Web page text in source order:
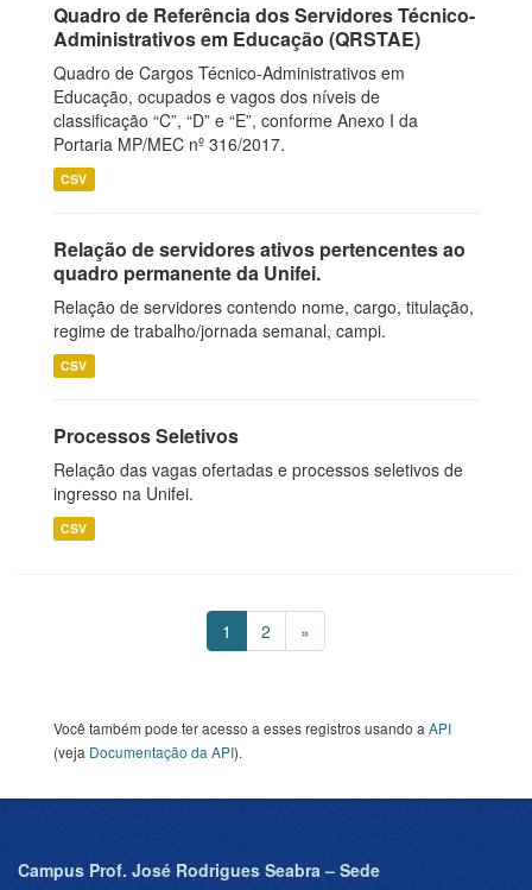
Quadro de Referência dos Servidores Técnico-
Administrativos em Educação (QRSTAE)
Quadro de Cargos Técnico-Administrativos em
Educação, ocupados e vagos dos níveis de
classificação “C”, “D” e “E”, conforme Anexo I da
Portaria MP/MEC nº 316/2017.
CSV
Relação de servidores ativos pertencentes ao
quadro permanente da Unifei.
Relação de servidores contendo nome, cargo, titulação,
regime de trabalho/jornada semanal, campi.
CSV
Processos Seletivos
Relação das vagas ofertadas e processos seletivos de
ingresso na Unifei.
CSV
1 2 »
Você também pode ter acesso a esses registros usando a API
(veja Documentação da API).
Campus Prof. José Rodrigues Seabra – Sede